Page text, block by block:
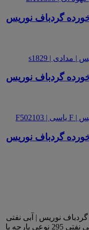
گردباف نوریس
گردباف نوریس
گردباف نوریس
گردباف نوریس | آبی نفتی
295 پارچه دورس دونخ لاکرا خارنخورده آبی نفتی 295 نوعی پارچه با